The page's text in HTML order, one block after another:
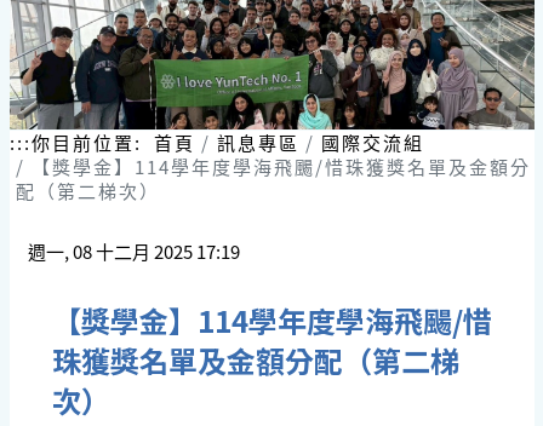
:::你目前位置: 首頁 訊息專區
國際交流組
【獎學金】114學年度學海飛颺/惜珠獲獎名單及金額分
配（第二梯次）
週一, 08 十二月 2025 17:19
【獎學金】114學年度學海飛颺/惜
珠獲獎名單及金額分配（第二梯
次）